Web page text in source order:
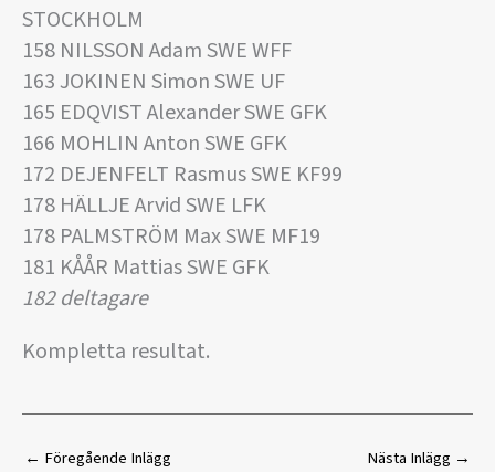
STOCKHOLM
158 NILSSON Adam SWE WFF
163 JOKINEN Simon SWE UF
165 EDQVIST Alexander SWE GFK
166 MOHLIN Anton SWE GFK
172 DEJENFELT Rasmus SWE KF99
178 HÄLLJE Arvid SWE LFK
178 PALMSTRÖM Max SWE MF19
181 KÅÅR Mattias SWE GFK
182 deltagare
Kompletta resultat.
← Föregående Inlägg Nästa Inlägg →